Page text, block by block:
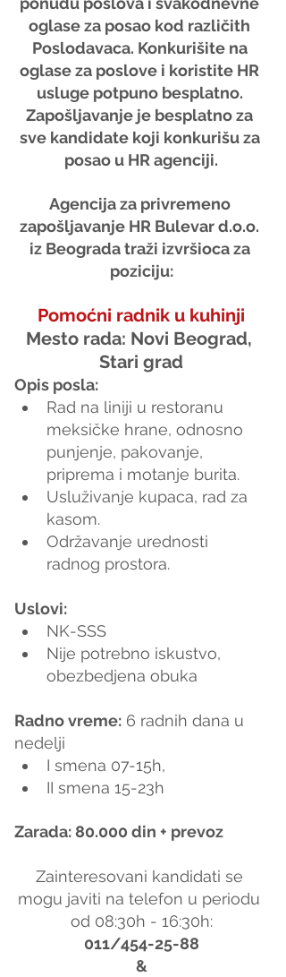
oglase za posao kod različith
Poslodavaca. Konkurišite na
oglase za poslove i koristite HR
usluge potpuno besplatno.
Zapošljavanje je besplatno za
sve kandidate koji konkurišu za
posao u HR agenciji.
Agencija za privremeno
zapošljavanje HR Bulevar d.o.o.
iz Beograda traži izvršioca za
poziciju:
Pomoćni radnik u kuhinji
Mesto rada: Novi Beograd,
Stari grad
Opis posla:
Rad na liniji u restoranu
meksičke hrane, odnosno
punjenje, pakovanje,
priprema i motanje burita.
Usluživanje kupaca, rad za
kasom.
Održavanje urednosti
radnog prostora.
Uslovi:
NK-SSS
Nije potrebno iskustvo,
obezbedjena obuka
Radno vreme: 6 radnih dana u
nedelji
I smena 07-15h,
II smena 15-23h
Zarada: 80.000 din + prevoz
Zainteresovani kandidati se
mogu javiti na telefon u periodu
od 08:30h - 16:30h:
011/454-25-88
&